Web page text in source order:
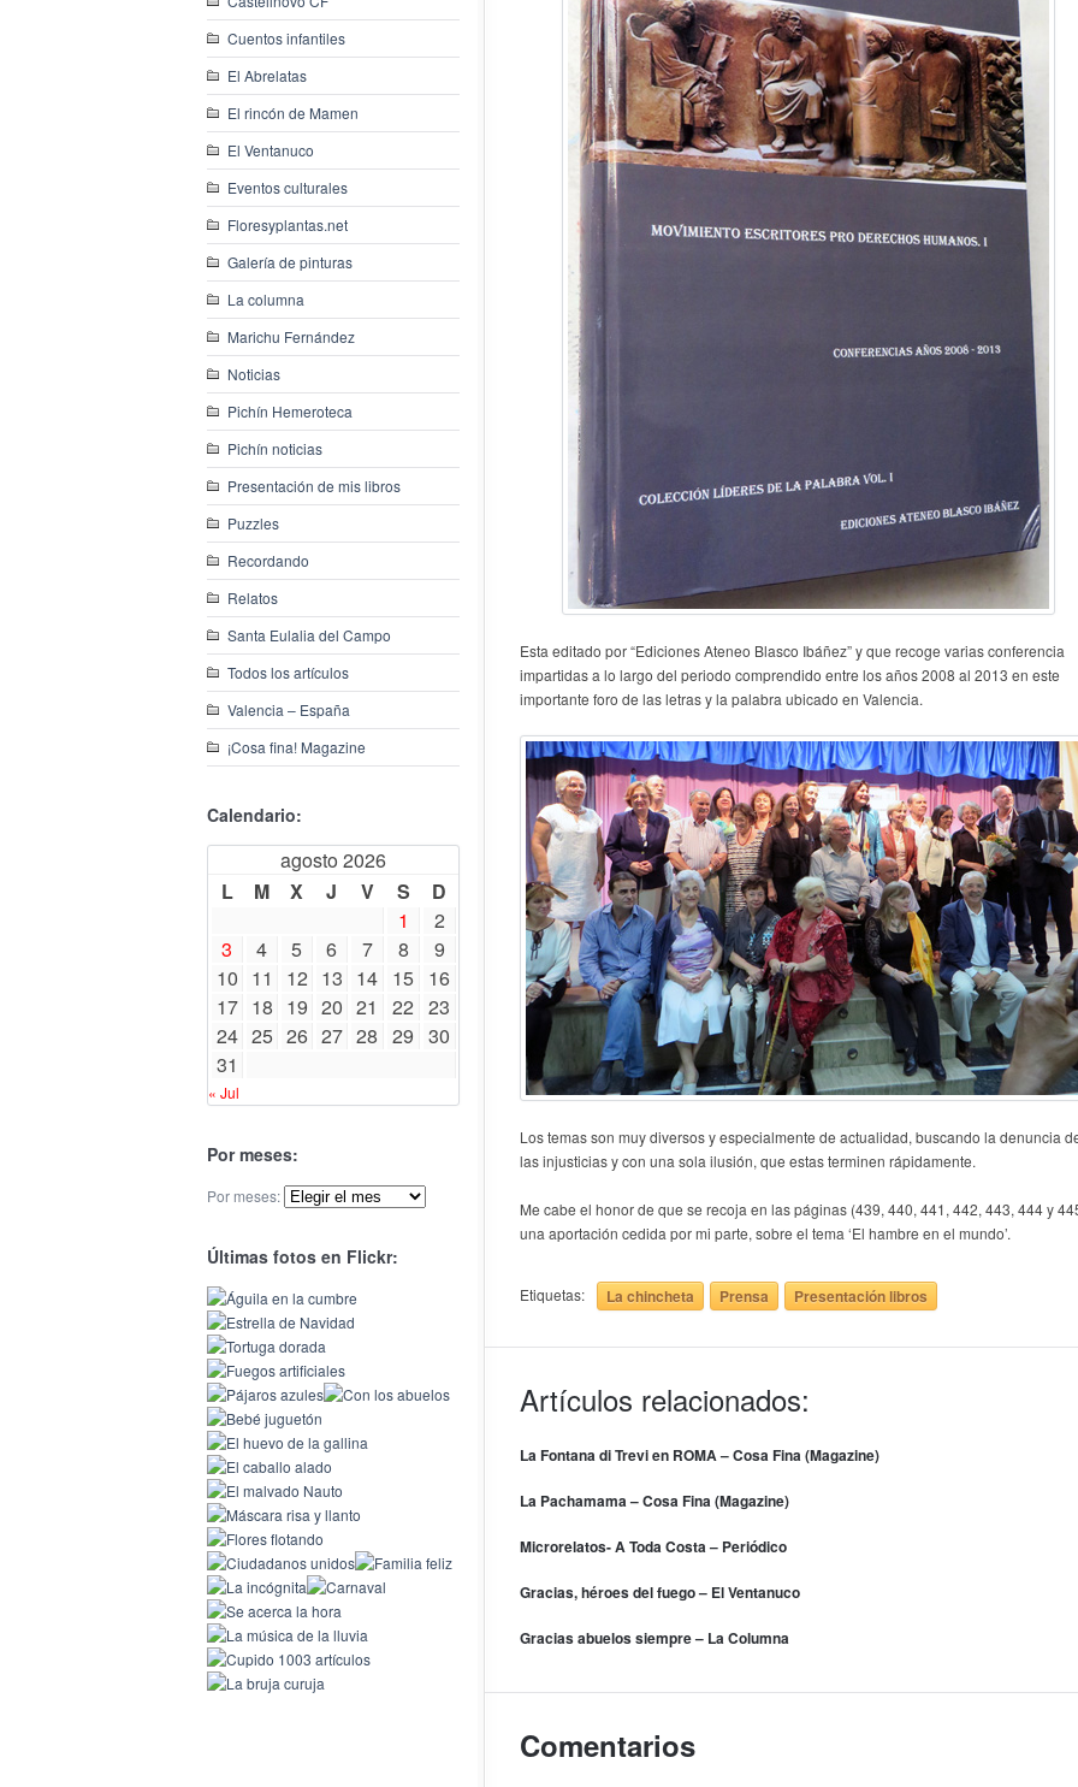
Cuentos infantiles
El Abrelatas
El rincón de Mamen
El Ventanuco
Eventos culturales
Floresyplantas.net
Galería de pinturas
La columna
Marichu Fernández
Noticias
Pichín Hemeroteca
Pichín noticias
Presentación de mis libros
Puzzles
Recordando
Relatos
Santa Eulalia del Campo
Todos los artículos
Valencia – España
¡Cosa fina! Magazine
Calendario:
agosto 2026
L
M X J V S
D
1
2
3
4 5 6 7 8
9
10 11 12 13 14 15 16
17 18 19 20 21 22 23
24 25 26 27 28 29 30
31
« Jul
Por meses:
Por meses:
Últimas fotos en Flickr:
Esta editado por “Ediciones Ateneo Blasco Ibáñez” y que recoge varias conferencia
impartidas a lo largo del periodo comprendido entre los años 2008 al 2013 en este
importante foro de las letras y la palabra ubicado en Valencia.
Los temas son muy diversos y especialmente de actualidad, buscando la denuncia
las injusticias y con una sola ilusión, que estas terminen rápidamente.
Me cabe el honor de que se recoja en las páginas (439, 440, 441, 442, 443, 444 y
una aportación cedida por mi parte, sobre el tema ‘El hambre en el mundo’.
Etiquetas: La chincheta Prensa Presentación libros
Artículos relacionados:
La Fontana di Trevi en ROMA – Cosa Fina (Magazine)
La Pachamama – Cosa Fina (Magazine)
Microrelatos- A Toda Costa – Periódico
Gracias, héroes del fuego – El Ventanuco
Gracias abuelos siempre – La Columna
Comentarios